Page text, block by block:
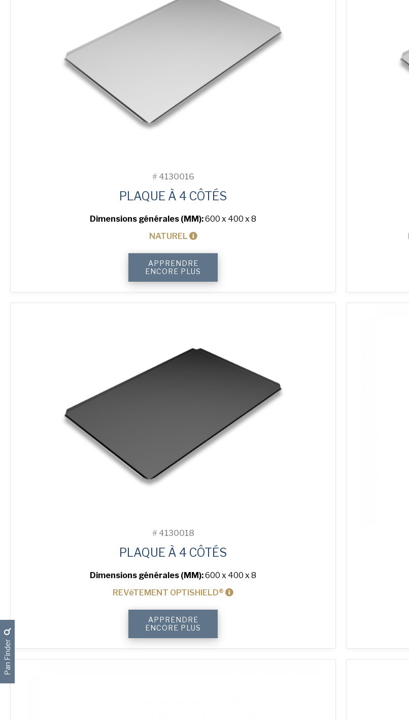
# 4130016
PLAQUE À 4 CÔTÉS
Dimensions générales (MM):600 x 400 x 8
NATUREL
Sided
Baking
APPRENDRE
ENCORE PLUS
# 4130018
PLAQUE À 4 CÔTÉS
Dimensions générales (MM):600 x 400 x 8
REVêTEMENT OPTISHIELD®
Sided
Baking
APPRENDRE
ENCORE PLUS
Pan Finder